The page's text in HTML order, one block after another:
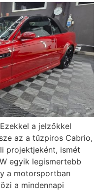
a jelzőkkel
az a tűzpiros Cabrio,
projektjeként, ismét
egyik legismertebb
a motorsportban
a mindennapi